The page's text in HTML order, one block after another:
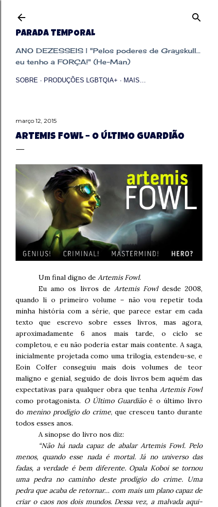
PARADA TEMPORAL
ANO DEZESSEIS | "Pelos poderes de Grayskull...
eu tenho a FORÇA!" (He-Man)
SOBRE PRODUÇÕES LGBTQIA+ MAIS…
março 12, 2015
ARTEMIS FOWL – O ÚLTIMO GUARDIÃO
Um final digno deArtemis Fowl.
Eu amo os livros de Artemis Fowldesde 2008,
quando li o primeiro volume – não vou repetir toda
minha história com a série, que parece estar em cada
texto que escrevo sobre esses livros, mas agora,
aproximadamente 6 anos mais tarde, o ciclo se
completou, e eu não poderia estar mais contente. A saga,
inicialmente projetada como uma trilogia, estendeu-se, e
Eoin Colfer conseguiu mais dois volumes de teor
maligno e genial, seguido de dois livros bem aquém das
expectativas para qualquer obra que tenha Artemis Fowl
como protagonista. O Último Guardiãoé o último livro
domenino prodígio do crime, que cresceu tanto durante
todos esses anos.
A sinopse do livro nos diz:
“Não há nada capaz de abalar Artemis Fowl. Pelo
menos, quando esse nada é mortal. Já no universo das
fadas, a verdade é bem diferente. Opala Koboi se tornou
uma pedra no caminho deste prodígio do crime. Uma
pedra que acaba de retornar… com mais um plano capaz de
criar o caos nos dois mundos. Dessa vez, a malvada aqui-